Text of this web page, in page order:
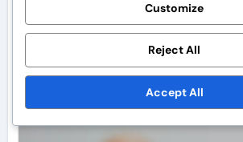
Ignacio Serrano Dec 9, 2025
Muebles por Funcionalidad
Customize
Reject All
Accept All